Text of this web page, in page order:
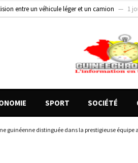
tournés vers la justice (par Mohamed lamine
SPORT SOCIÉTÉ
guinéenne distinguée dans la prestigieuse